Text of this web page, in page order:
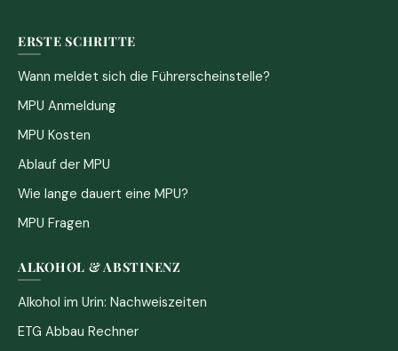
ERSTE SCHRITTE
Wann meldet sich die Führerscheinstelle?
MPU Anmeldung
MPU Kosten
Ablauf der MPU
Wie lange dauert eine MPU?
MPU Fragen
ALKOHOL & ABSTINENZ
Alkohol im Urin: Nachweiszeiten
ETG Abbau Rechner